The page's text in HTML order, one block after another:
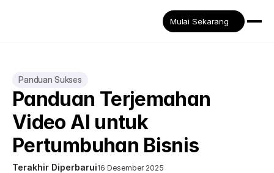
Mulai Sekarang
Panduan Sukses
Panduan Terjemahan
Video AI untuk
Pertumbuhan Bisnis
Terakhir Diperbarui16 Desember 2025